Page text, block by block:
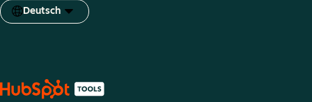
Deutsch
Sprache auswählen